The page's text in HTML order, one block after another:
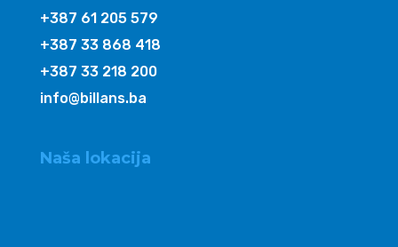
+387 61 205 579
+387 33 868 418
+387 33 218 200
info@billans.ba
Naša lokacija